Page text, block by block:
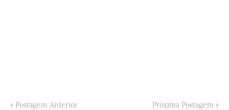
Postagem Anterior Próxima Postagem